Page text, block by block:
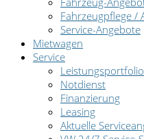
Fahrzeugpflege /
Service-Angebote
Mietwagen
Service
Leistungsportfolio
Notdienst
Finanzierung
Leasing
Aktuelle